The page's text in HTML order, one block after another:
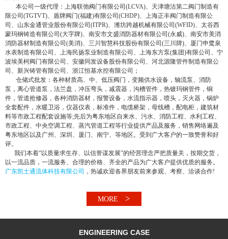
本公司一级代理：上海联弛阀门有限公司(LCVA)、天津塘沽第二阀门制造有
限公司(TGTVT)、盾牌阀门(福建)有限公司(CHDP)、上海正丰阀门制造有限公
司、山东金通管业股份有限公司(ITPR)、潍坊跨越机械有限公司(WFID)、太谷西
蒙玛钢铸造有限公司(大字牌)、南安市文盛消防器材有限公司(永威)、南安市美消
消防器材制造有限公司(美消)、三川智慧科技股份有限公司(三川牌)、厦门申鹭泉
水表制造有限公司、上海民扬泵业制造有限公司、上海东方泵(集团)有限公司、宁
波埃美柯阀门有限公司、安徽同发设备股份有限公司、河北源隆管件制造有限公
司、新兴铸管有限公司、浙江恒基水控有限公司；
仓储式批发：各种材质高、中、低压阀门，变频供水设备，轴流泵、消防
泵，离心管道泵，法兰盘，冲压弯头，减震器，沟槽管件，热镀玛钢管件，铜
件，管道抢修器，各种消防器材，报警设备，水流指示器，喷头，灭火器，锅炉
全套配件，水暖卫浴，仪器仪表，标准件，电缆桥架，母线槽，配电柜，建筑材
料等市政工程配套设施等;先后为粤东地区自来水、污水、消防工程、水利工程、
市政工程、中央空调工程、蒸汽管道工程等行业提供产品及服务，销售网络遍及
粤东地区以及广州、深圳、厦门、南宁、等地区。受到广大客户的一致赞誉和好
评。
我们本着“以质量求生存、以信誉谋发展”的经营理念严把质量关，按期交货，
以一流品质，一流服务、合理的价格、齐全的产品为广大客户提供优质的服务。
广东凯士通流体科技有限公司 ，热诚欢迎各界朋友前来参观、考察、洽谈合作!
MORE >
ENGINEERING CASE